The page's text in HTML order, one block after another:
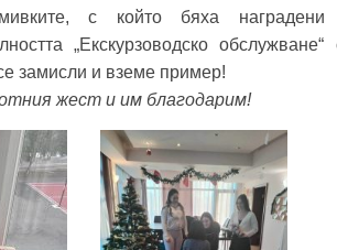
с който бяха наградени
„Екскурзоводско
замисли и вземе пример!
жест и им благодарим!